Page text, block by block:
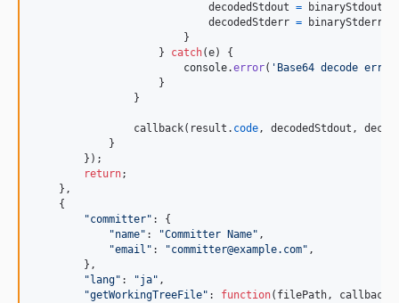
decodedStdout = binaryStdout
decodedStderr = binaryStderr
}
}
catch(e)
{
console.error( 'Base64 decode
}
}
callback( result . code, decodedStdout ,
}
} ) ;
return;
} ,
{
"committer" : {
"name" : "Committer Name" ,
"email" : "committer@example.com" ,
} ,
"lang" : "ja" ,
"getWorkingTreeFile" : function( filePath, callback